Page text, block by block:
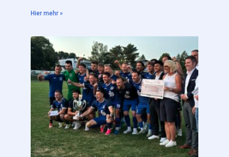
Hier mehr »